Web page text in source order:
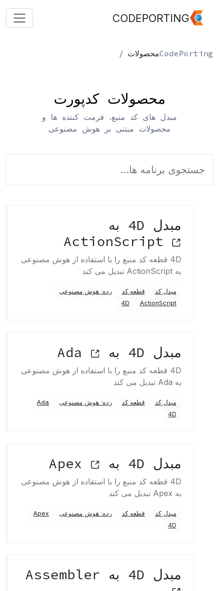
CODEPORTING
CodePortingمحصولات
محصولات کدپورت
مبدل های کد منبع، فرمت کننده ها و
محصولات مبتنی بر هوش مصنوعی
مبدل 4D به
ActionScript
4D قطعه کد منبع را با استفاده از هوش مصنوعی
به ActionScript تبدیل می کند
مبدل کد قطعه کد
رده: هوش مصنوعی
ActionScript
4D
مبدل 4D به Ada
4D قطعه کد منبع را با استفاده از هوش مصنوعی
به Ada تبدیل می کند
مبدل کد قطعه کد رده: هوش مصنوعی
Ada
4D
مبدل 4D به Apex
4D قطعه کد منبع را با استفاده از هوش مصنوعی
به Apex تبدیل می کند
مبدل کد قطعه کد رده: هوش مصنوعی
Apex
4D
مبدل 4D به Assembler